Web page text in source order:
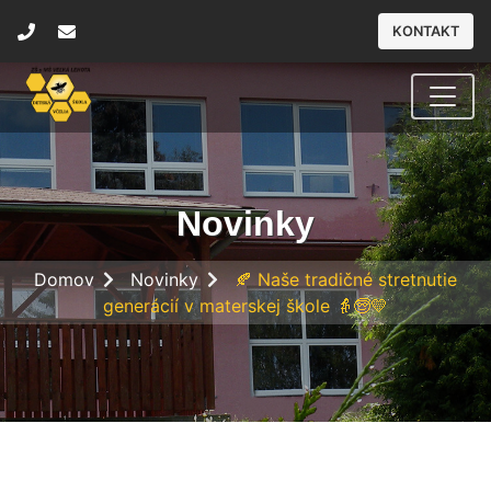
KONTAKT
Novinky
Domov Novinky
🍂 Naše tradičné stretnutie
generácií v materskej škole 👵🧓💛